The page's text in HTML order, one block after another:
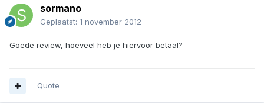
sormano
Geplaatst: 1 november 2012
Goede review, hoeveel heb je hiervoor betaal?
Quote